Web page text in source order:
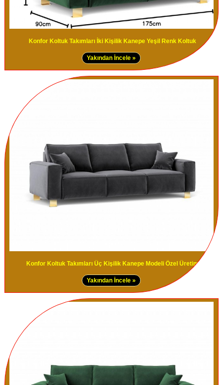
Konfor Koltuk Takımları İki Kişilik Kanepe Yeşil Renk Koltuk
Yakından İncele »
Konfor Koltuk Takımları Üç Kişilik Kanepe Modeli Özel Üretim
Yakından İncele »